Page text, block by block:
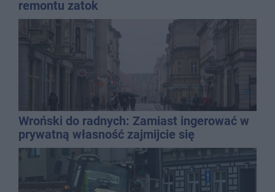
remontu zatok
Wroński do radnych: Zamiast ingerować w
prywatną własność zajmijcie się
gospodarką